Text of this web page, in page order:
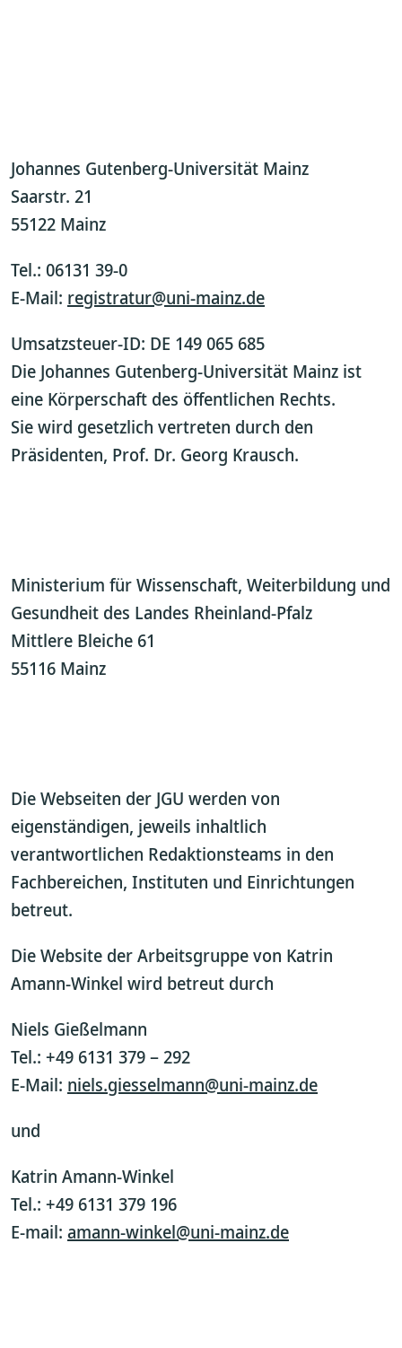
Johannes Gutenberg-Universität Mainz
Saarstr. 21
55122 Mainz
Tel.: 06131 39-0
E-Mail: registratur@uni-mainz.de
Umsatzsteuer-ID: DE 149 065 685
Die Johannes Gutenberg-Universität Mainz ist
eine Körperschaft des öffentlichen Rechts.
Sie wird gesetzlich vertreten durch den
Präsidenten, Prof. Dr. Georg Krausch.
Ministerium für Wissenschaft, Weiterbildung und
Gesundheit des Landes Rheinland-Pfalz
Mittlere Bleiche 61
55116 Mainz
Die Webseiten der JGU werden von
eigenständigen, jeweils inhaltlich
verantwortlichen Redaktionsteams in den
Fachbereichen, Instituten und Einrichtungen
betreut.
Die Website der Arbeitsgruppe von Katrin
Amann-Winkel wird betreut durch
Niels Gießelmann
Tel.: +49 6131 379 – 292
E-Mail: niels.giesselmann@uni-mainz.de
und
Katrin Amann-Winkel
Tel.: +49 6131 379 196
E-mail: amann-winkel@uni-mainz.de